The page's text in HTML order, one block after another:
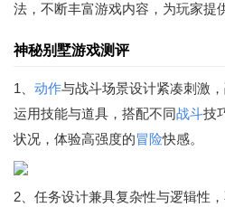
法，不断丰富游戏内容，为玩家提
神秘别墅游戏测评
1、 动作与战斗场景设计紧凑刺激
运用技能与道具，搭配不同战斗技
状况，体验高强度的冒险快感。
2、任务设计兼具复杂性与逻辑性